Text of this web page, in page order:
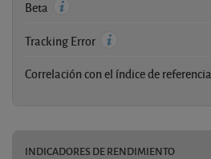
Beta
Tracking Error
Correlación con el índice de referencia
INDICADORES DE RENDIMIENTO